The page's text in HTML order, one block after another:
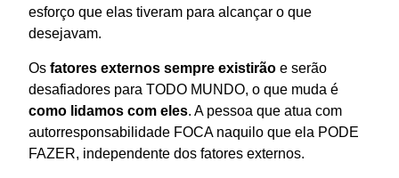
esforço que elas tiveram para alcançar o que
desejavam.
Os fatores externos sempre existirão e serão
desafiadores para TODO MUNDO, o que muda é
como lidamos com eles. A pessoa que atua com
autorresponsabilidade FOCA naquilo que ela PODE
FAZER, independente dos fatores externos.